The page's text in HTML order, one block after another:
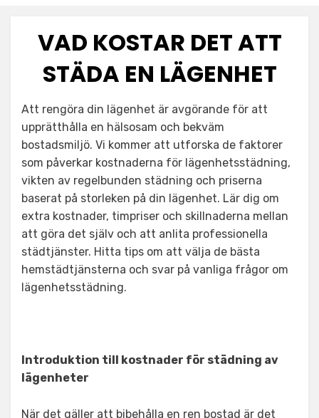
VAD KOSTAR DET ATT
STÄDA EN LÄGENHET
Att rengöra din lägenhet är avgörande för att
upprätthålla en hälsosam och bekväm
bostadsmiljö. Vi kommer att utforska de faktorer
som påverkar kostnaderna för lägenhetsstädning,
vikten av regelbunden städning och priserna
baserat på storleken på din lägenhet. Lär dig om
extra kostnader, timpriser och skillnaderna mellan
att göra det själv och att anlita professionella
städtjänster. Hitta tips om att välja de bästa
hemstädtjänsterna och svar på vanliga frågor om
lägenhetsstädning.
Introduktion till kostnader för städning av
lägenheter
När det gäller att bibehålla en ren bostad är det